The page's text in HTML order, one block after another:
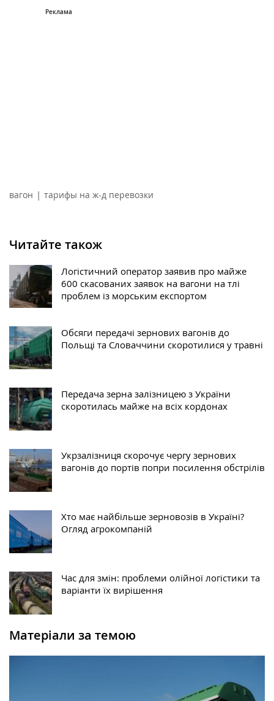
вагон | тарифы на ж-д перевозки
Читайте також
Логістичний оператор заявив про майже
600 скасованих заявок на вагони на тлі
проблем із морським експортом
Обсяги передачі зернових вагонів до
Польщі та Словаччини скоротилися у травні
Передача зерна залізницею з України
скоротилась майже на всіх кордонах
Укрзалізниця скорочує чергу зернових
вагонів до портів попри посилення обстрілів
Хто має найбільше зерновозів в Україні?
Огляд агрокомпаній
Час для змін: проблеми олійної логістики та
варіанти їх вирішення
Матеріали за темою